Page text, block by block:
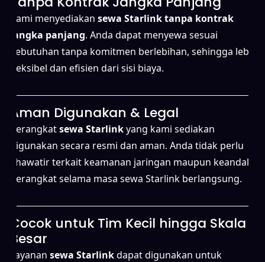
Kami menyediakansewa Starlink tanpa kontrak
jangka panjang. Anda dapat menyewa sesuai
kebutuhan tanpa komitmen berlebihan, sehingga lebih
fleksibel dan efisien dari sisi biaya.
Aman Digunakan & Legal
Perangkatsewa Starlinkyang kami sediakan
digunakan secara resmi dan aman. Anda tidak perlu
khawatir terkait keamanan jaringan maupun keandalan
perangkat selama masa sewa Starlink berlangsung.
Cocok untuk Tim Kecil hingga Skala
Besar
Layanansewa Starlinkdapat digunakan untuk